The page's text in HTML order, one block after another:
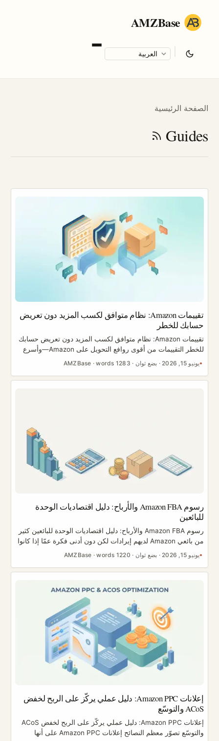
AMZBase
الصفحة الرئيسية
Guides
تقييمات Amazon: نظام متوافق لكسب المزيد دون تعريض
حسابك للخطر
تقييمات Amazon: نظام متوافق لكسب المزيد دون تعريض حسابك
للخطر التقييمات من أقوى روافع التحويل على Amazon—وأسرع
الطرق لتعليق حسابك إن لجأت إلى الحلول الملتوية. الهدف ليس
تقييمات حقيقية مع البقاء بثبات داخل سياسات Amazon. يقدّم لك
يونيو 15, 2026 · بضع ثوان ·
1283 words
·
AMZBase
رسوم Amazon FBA والأرباح: دليل اقتصاديات الوحدة
للبائعين
رسوم Amazon FBA والأرباح: دليل اقتصاديات الوحدة للبائعين كثير
من بائعي Amazon لديهم إيرادات لكن دون أدنى فكرة عمّا إذا كانوا
يربحون فعلًا. يراقبون الرقم الإجمالي وهو يتصاعد، ويعيدون طلب
أن الحساب لم يكن صحيحًا أصلًا. والسبب الجذري واحد دائمًا تقريبًا:
من رسوم FBA، ثم يبني شلال ربح يمكنك نسخه لأي منتج. الأرقام
هنا توضيحية — فرسوم Amazon تتغير وتختلف حسب الفئة
والحجم، لذا تحقّق دائمًا من حاسبة إيرادات FBA الرسمية. ما ينبغي
أن تأخذه هو الإطار، لا الأرقام الدقيقة. ...
يونيو 15, 2026 · بضع ثوان ·
1220 words
·
AMZBase
إعلانات Amazon PPC: دليل عملي يركّز على الربح لخفض
ACoS والتوسّع
إعلانات Amazon PPC: دليل عملي يركّز على الربح لخفض ACoS
والتوسّع تصوّر معظم النصائح إعلانات Amazon PPC على أنها